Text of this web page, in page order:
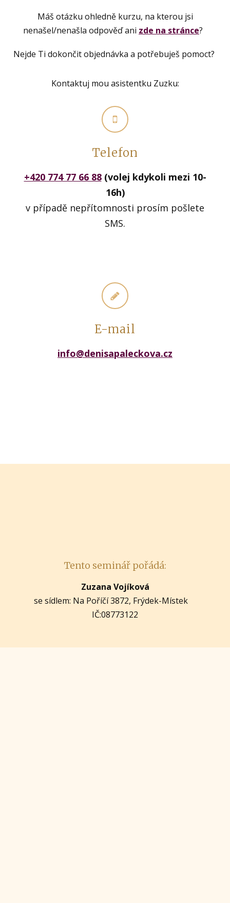
Máš otázku ohledně kurzu, na kterou jsi
nenašel/nenašla odpověď ani zde na stránce?
Nejde Ti dokončit objednávka a potřebuješ pomoct?
Kontaktuj mou asistentku Zuzku:
Telefon
+420 774 77 66 88(volej kdykoli mezi 10-
16h)
v případě nepřítomnosti prosím pošlete
SMS.
E-mail
info@denisapaleckova.cz
Tento seminář pořádá:
Zuzana Vojíková
se sídlem: Na Poříčí 3872, Frýdek-Místek
IČ:08773122